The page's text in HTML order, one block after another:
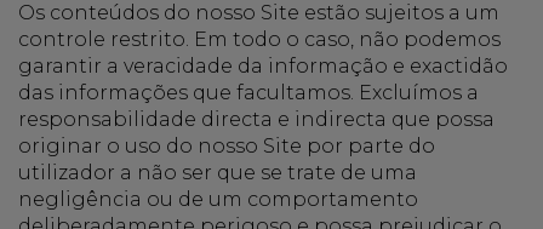
Os conteúdos do nosso Site estão sujeitos a um
controle restrito. Em todo o caso, não podemos
garantir a veracidade da informação e exactidão
das informações que facultamos. Excluímos a
responsabilidade directa e indirecta que possa
originar o uso do nosso Site por parte do
utilizador a não ser que se trate de uma
negligência ou de um comportamento